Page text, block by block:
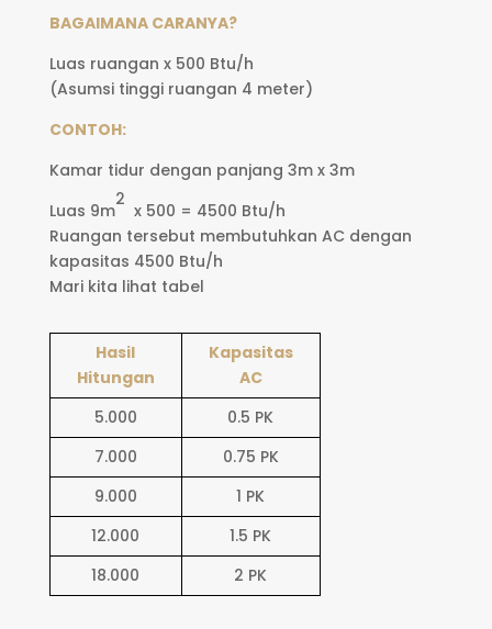
BAGAIMANA CARANYA?
Luas ruangan x 500 Btu/h
(Asumsi tinggi ruangan 4 meter)
CONTOH:
Kamar tidur dengan panjang 3m x 3m
Luas 9m
2
x 500 = 4500 Btu/h
Ruangan tersebut membutuhkan AC dengan
kapasitas 4500 Btu/h
Mari kita lihat tabel
Hasil
Hitungan
Kapasitas
AC
5.000
0.5 PK
7.000
0.75 PK
9.000
1 PK
12.000
1.5 PK
18.000
2 PK